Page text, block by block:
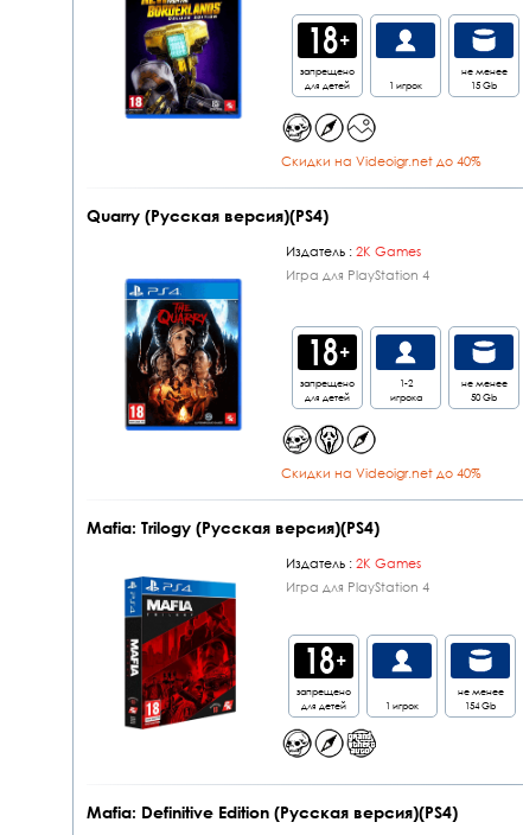
запрещено
для детей
1 игрок
не менее
15 Gb
Cкидки на Videoigr.net до 40%
Quarry (Русская версия)(PS4)
Издатель :2K Games
Игра для PlayStation 4
запрещено
для детей
1-2
игрока
не менее
50 Gb
Cкидки на Videoigr.net до 40%
Mafia: Trilogy (Русская версия)(PS4)
Издатель :2K Games
Игра для PlayStation 4
запрещено
для детей
1 игрок
не менее
154 Gb
Mafia: Definitive Edition (Русская версия)(PS4)